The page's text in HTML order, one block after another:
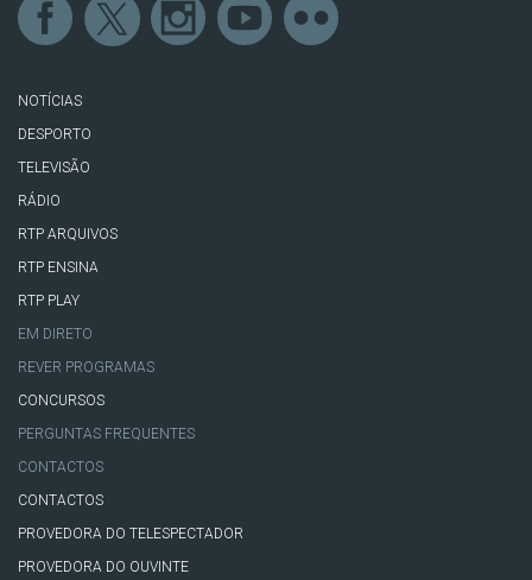
NOTÍCIAS
DESPORTO
TELEVISÃO
RÁDIO
RTP ARQUIVOS
RTP ENSINA
RTP PLAY
EM DIRETO
REVER PROGRAMAS
CONCURSOS
PERGUNTAS FREQUENTES
CONTACTOS
CONTACTOS
PROVEDORA DO TELESPECTADOR
PROVEDORA DO OUVINTE